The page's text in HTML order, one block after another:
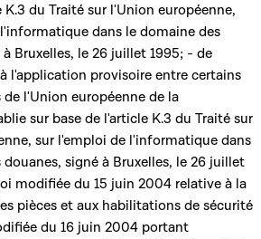
K.3 du Traité sur l'Union européenne,
dans le domaine des
Bruxelles, le 26 juillet 1995; - de
l'application provisoire entre certains
l'Union européenne de la
sur base de l'article K.3 du Traité sur
sur l'emploi de l'informatique dans
signé à Bruxelles, le 26 juillet
modifiée du 15 juin 2004 relative à la
pièces et aux habilitations de sécurité
du 16 juin 2004 portant